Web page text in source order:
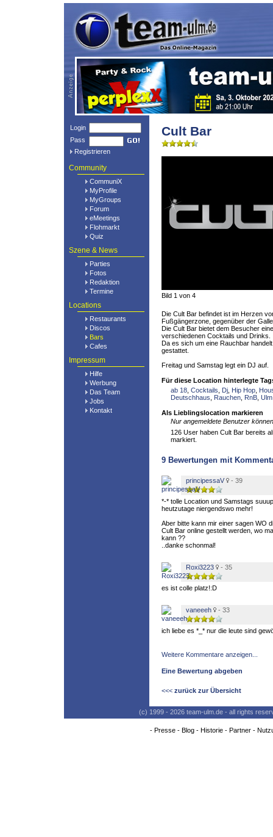
Login
Pass
Registrieren
Community
CommuniX
MyProfile
MyGroups
Forum
eMeetings
Flohmarkt
Quiz
Szene & News
Parties
Fotos
Redaktion
Termine
Locations
Restaurants
Discos
Bars
Cafes
Impressum
Hilfe
Werbung
Das Team
Jobs
Kontakt
Cult Bar
Bild 1 von 4
Die Cult Bar befindet ist im Herzen
Fußgängerzone, gegenüber der
Die Cult Bar bietet dem Besucher
verschiedenen Cocktails und Drinks.
Da es sich um eine Rauchbar
gestattet.
Freitag und Samstag legt ein DJ auf.
Für diese Location hinterlegte
ab 18 Cocktails Dj Hip Hop
Deutschhaus
Rauchen RnB Ulm
Als Lieblingslocation markieren
Nur angemeldete Benutzer
126 User haben Cult Bar bereits
markiert.
9 Bewertungen mit
principessaV - 39
*-* tolle Location und Samstags
heutzutage niergendswo mehr!
Aber bitte kann mir einer sagen WO
Cult Bar online gestellt werden, wo
kann ??
..danke schonmal!
Roxi3223 - 35
es ist colle platz!:D
vaneeeh - 33
ich liebe es *_* nur die leute sind
Weitere Kommentare anzeigen...
Eine Bewertung abgeben
<<< zurück zur Übersicht
(c) 1999 - 2026 team-ulm.de - all rights
- Presse- Blog- Historie- Partner-